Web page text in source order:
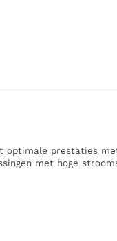
optimale prestaties
met hoge